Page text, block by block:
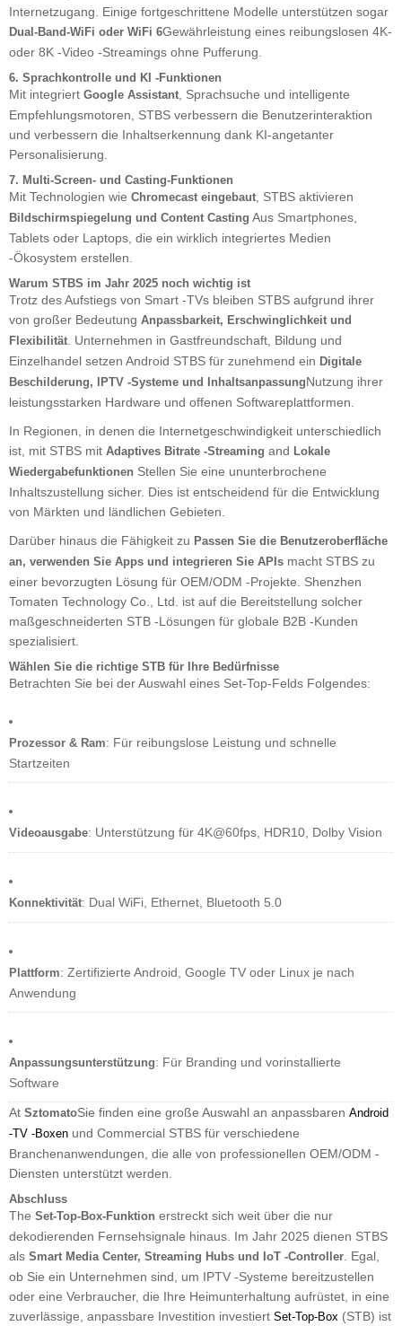
Internetzugang. Einige fortgeschrittene Modelle unterstützen sogar
Dual-Band-WiFi oder WiFi 6Gewährleistung eines reibungslosen 4K-
oder 8K -Video -Streamings ohne Pufferung.
6. Sprachkontrolle und KI -Funktionen
Mit integriert Google Assistant , Sprachsuche und intelligente
Empfehlungsmotoren, STBS verbessern die Benutzerinteraktion
und verbessern die Inhaltserkennung dank KI-angetanter
Personalisierung.
7. Multi-Screen- und Casting-Funktionen
Mit Technologien wie Chromecast eingebaut , STBS aktivieren
Bildschirmspiegelung und Content Casting Aus Smartphones,
Tablets oder Laptops, die ein wirklich integriertes Medien
-Ökosystem erstellen.
Warum STBS im Jahr 2025 noch wichtig ist
Trotz des Aufstiegs von Smart -TVs bleiben STBS aufgrund ihrer
von großer Bedeutung Anpassbarkeit, Erschwinglichkeit und
Flexibilität . Unternehmen in Gastfreundschaft, Bildung und
Einzelhandel setzen Android STBS für zunehmend ein Digitale
Beschilderung, IPTV -Systeme und InhaltsanpassungNutzung ihrer
leistungsstarken Hardware und offenen Softwareplattformen.
In Regionen, in denen die Internetgeschwindigkeit unterschiedlich
ist, mit STBS mit Adaptives Bitrate -Streaming and Lokale
Wiedergabefunktionen Stellen Sie eine ununterbrochene
Inhaltszustellung sicher. Dies ist entscheidend für die Entwicklung
von Märkten und ländlichen Gebieten.
Darüber hinaus die Fähigkeit zu Passen Sie die Benutzeroberfläche
an, verwenden Sie Apps und integrieren Sie APIs macht STBS zu
einer bevorzugten Lösung für OEM/ODM -Projekte. Shenzhen
Tomaten Technology Co., Ltd. ist auf die Bereitstellung solcher
maßgeschneiderten STB -Lösungen für globale B2B -Kunden
spezialisiert.
Wählen Sie die richtige STB für Ihre Bedürfnisse
Betrachten Sie bei der Auswahl eines Set-Top-Felds Folgendes:
Prozessor & Ram: Für reibungslose Leistung und schnelle
Startzeiten
Videoausgabe: Unterstützung für 4K@60fps, HDR10, Dolby Vision
Konnektivität: Dual WiFi, Ethernet, Bluetooth 5.0
Plattform: Zertifizierte Android, Google TV oder Linux je nach
Anwendung
Anpassungsunterstützung: Für Branding und vorinstallierte
Software
At SztomatoSie finden eine große Auswahl an anpassbaren Android
-TV -Boxen und Commercial STBS für verschiedene
Branchenanwendungen, die alle von professionellen OEM/ODM -
Diensten unterstützt werden.
Abschluss
The Set-Top-Box-Funktion erstreckt sich weit über die nur
dekodierenden Fernsehsignale hinaus. Im Jahr 2025 dienen STBS
als Smart Media Center, Streaming Hubs und IoT -Controller . Egal,
ob Sie ein Unternehmen sind, um IPTV -Systeme bereitzustellen
oder eine Verbraucher, die Ihre Heimunterhaltung aufrüstet, in eine
zuverlässige, anpassbare Investition investiert Set-Top-Box (STB) ist